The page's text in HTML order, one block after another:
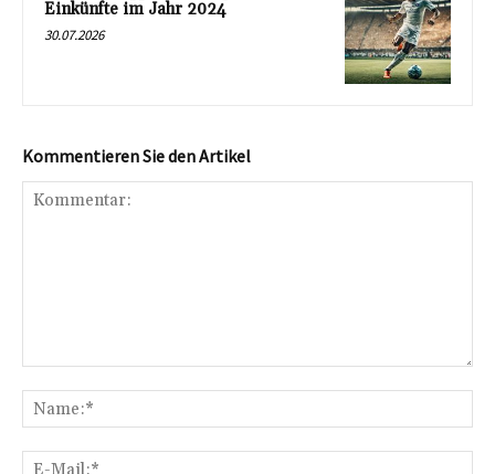
Einkünfte im Jahr 2024
30.07.2026
Kommentieren Sie den Artikel